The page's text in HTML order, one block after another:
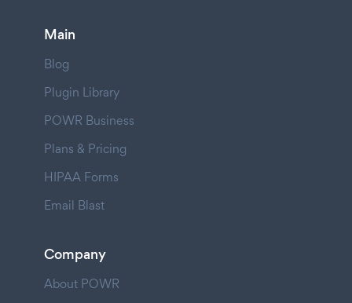
Main
Blog
Plugin Library
POWR Business
Plans & Pricing
HIPAA Forms
Email Blast
Company
About POWR